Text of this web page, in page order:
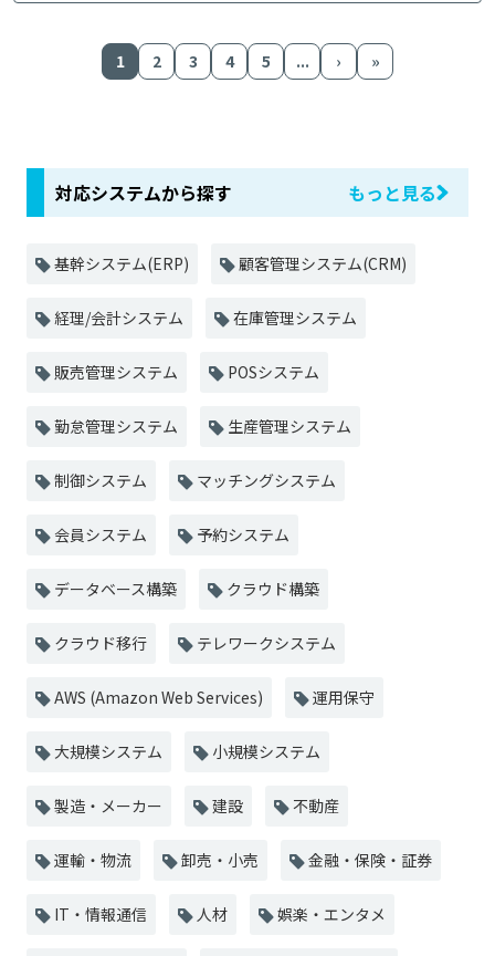
1 2 3 4 5 ... › »
対応システムから探す もっと見る
基幹システム(ERP) 顧客管理システム(CRM)
経理/会計システム 在庫管理システム
販売管理システム POSシステム
勤怠管理システム 生産管理システム
制御システム マッチングシステム
会員システム 予約システム
データベース構築 クラウド構築
クラウド移行 テレワークシステム
AWS (Amazon Web Services) 運用保守
大規模システム 小規模システム
製造・メーカー 建設 不動産
運輸・物流 卸売・小売 金融・保険・証券
IT・情報通信 人材 娯楽・エンタメ